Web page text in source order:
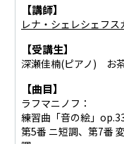
【講師】
レナ・シェレシェフス
【受講生】
深瀬佳楠(ピアノ) お
【曲目】
ラフマニノフ：
練習曲「音の絵」
第5番 ニ短調、第7番